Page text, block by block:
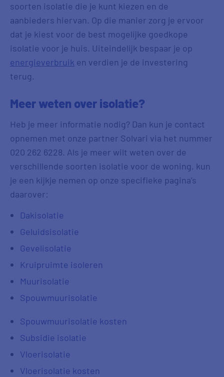
soorten isolatie die je kunt kiezen en de
aanbieders hiervan. Op die manier zorg je ervoor
dat je kiest voor de best mogelijke goedkope
isolatie voor je huis. Uiteindelijk bespaar je op
energieverbruik en verdien je de investering
terug.
Meer weten over isolatie?
Heb je meer informatie nodig? Dan kun je contact
opnemen met onze partner Solvari via het nummer
020 262 6228. Als je meer wilt weten over de
verschillende soorten isolatie voor de woning, kun
je een kijkje nemen op onze specifieke pagina’s
daarover:
Dakisolatie
Geluidsisolatie
Gevelisolatie
Kruipruimte isoleren
Muurisolatie
Spouwmuurisolatie
Spouwmuurisolatie kosten
Subsidie isolatie
Vloerisolatie
Vloerisolatie kosten